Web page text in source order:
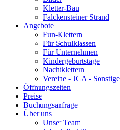
Kletter-Bau
Falckensteiner Strand
Angebote
Fun-Klettern
Für Schulklassen
Für Unternehmen
Kindergeburtstage
Nachtklettern
Vereine - JGA - Sonstige
Öffnungszeiten
Preise
Buchungsanfrage
Über uns
Unser Team